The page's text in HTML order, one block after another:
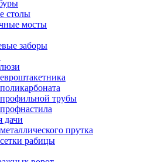
столы
мосты
заборы
трубы
дачи
прутка
рабицы